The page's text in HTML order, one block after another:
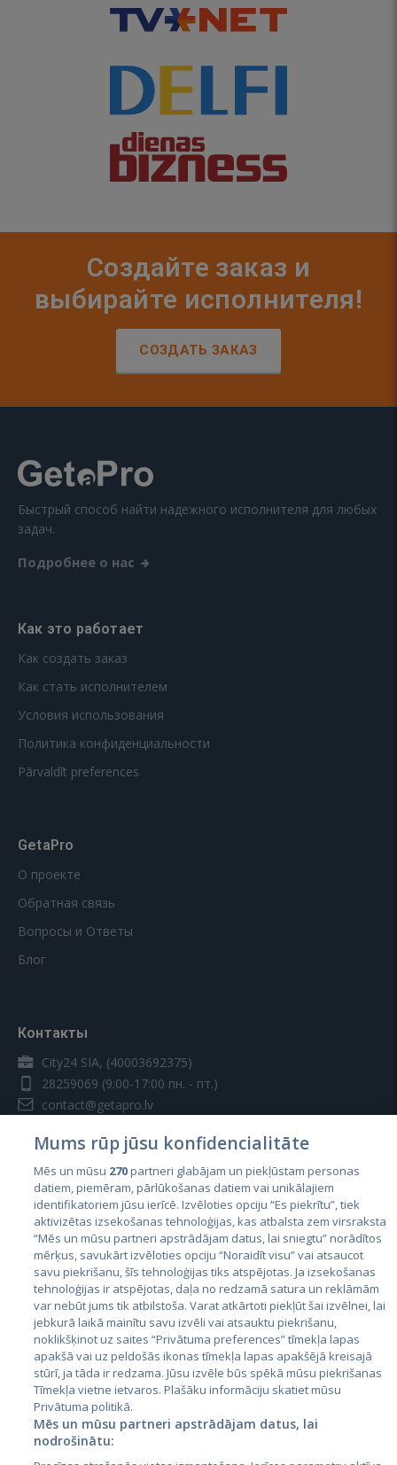
Создайте заказ и
выбирайте исполнителя!
СОЗДАТЬ ЗАКАЗ
Быстрый способ найти надежного исполнителя для любых
задач.
Подробнее о нас
Как это работает
Как создать заказ
Как стать исполнителем
Условия использования
Политика конфиденциальности
Pārvaldīt preferences
GetaPro
О проекте
Обратная связь
Вопросы и Ответы
Блог
Контакты
City24 SIA, (40003692375)
28259069 (9:00-17:00 пн. - пт.)
contact@getapro.lv
Страны
Эстония
Латвия
Литва
City24.lv CVbankas.lt
Mums rūp jūsu konfidencialitāte
Mēs un mūsu 270partneri glabājam un piekļūstam personas
datiem, piemēram, pārlūkošanas datiem vai unikālajiem
identifikatoriem jūsu ierīcē. Izvēloties opciju “Es piekrītu”, tiek
aktivizētas izsekošanas tehnoloģijas, kas atbalsta zem virsraksta
“Mēs un mūsu partneri apstrādājam datus, lai sniegtu” norādītos
mērķus, savukārt izvēloties opciju “Noraidīt visu” vai atsaucot
savu piekrišanu, šīs tehnoloģijas tiks atspējotas. Ja izsekošanas
tehnoloģijas ir atspējotas, daļa no redzamā satura un reklāmām
var nebūt jums tik atbilstoša. Varat atkārtoti piekļūt šai izvēlnei, lai
jebkurā laikā mainītu savu izvēli vai atsauktu piekrišanu,
noklikšķinot uz saites “Privātuma preferences” tīmekļa lapas
apakšā vai uz peldošās ikonas tīmekļa lapas apakšējā kreisajā
stūrī, ja tāda ir redzama. Jūsu izvēle būs spēkā mūsu piekrišanas
Tīmekļa vietne ietvaros. Plašāku informāciju skatiet mūsu
Privātuma politikā.
Mēs un mūsu partneri apstrādājam datus, lai
nodrošinātu: